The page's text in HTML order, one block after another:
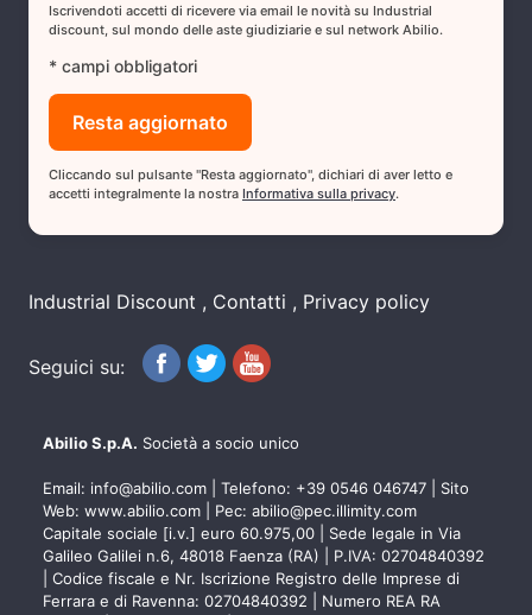
Iscrivendoti accetti di ricevere via email le novità su Industrial
discount, sul mondo delle aste giudiziarie e sul network Abilio.
* campi obbligatori
Cliccando sul pulsante "Resta aggiornato", dichiari di aver letto e
accetti integralmente la nostra Informativa sulla privacy.
Industrial Discount Contatti Privacy policy
Seguici su:
Abilio S.p.A. Società a socio unico
Email: info@abilio.com | Telefono: +39 0546 046747 | Sito
Web: www.abilio.com | Pec: abilio@pec.illimity.com
Capitale sociale [i.v.] euro 60.975,00 | Sede legale in Via
Galileo Galilei n.6, 48018 Faenza (RA) | P.IVA: 02704840392
| Codice fiscale e Nr. Iscrizione Registro delle Imprese di
Ferrara e di Ravenna: 02704840392 | Numero REA RA